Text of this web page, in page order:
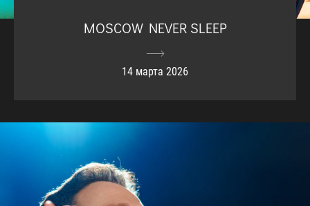
MOSCOW NEVER SLEEP
14 марта 2026